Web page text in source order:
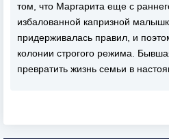
том, что Маргарита еще с
избалованной капризной
придерживалась правил, и
колонии строгого режима.
превратить жизнь семьи в